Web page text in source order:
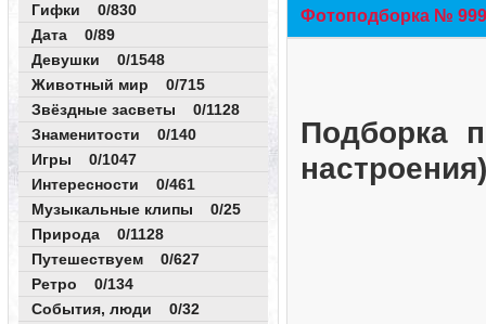
Гифки 0/830
Дата 0/89
Девушки 0/1548
Животный мир 0/715
Звёздные засветы 0/1128
Знаменитости 0/140
Игры 0/1047
Интересности 0/461
Музыкальные клипы 0/25
Природа 0/1128
Путешествуем 0/627
Ретро 0/134
События, люди 0/32
Фотоподборка №
Подборка